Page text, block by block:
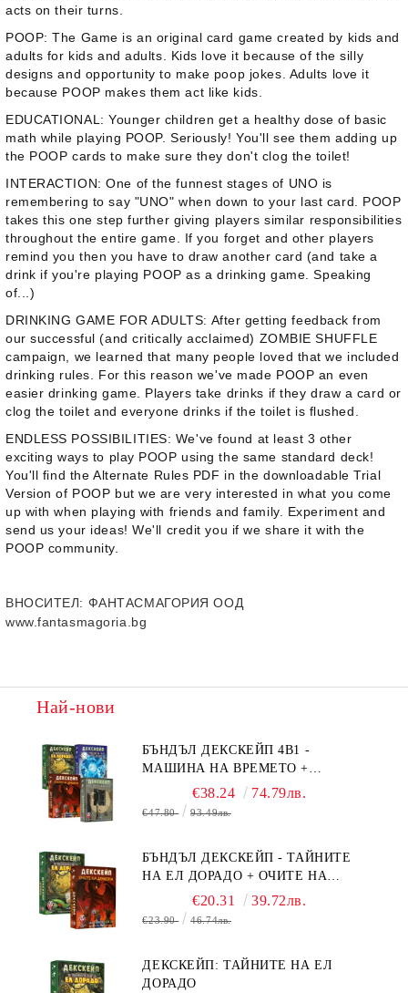
acts on their turns.
POOP: The Game is an original card game created by kids and
adults for kids and adults. Kids love it because of the silly
designs and opportunity to make poop jokes. Adults love it
because POOP makes them act like kids.
EDUCATIONAL: Younger children get a healthy dose of basic
math while playing POOP. Seriously! You'll see them adding up
the POOP cards to make sure they don't clog the toilet!
INTERACTION: One of the funnest stages of UNO is
remembering to say "UNO" when down to your last card. POOP
takes this one step further giving players similar responsibilities
throughout the entire game. If you forget and other players
remind you then you have to draw another card (and take a
drink if you're playing POOP as a drinking game. Speaking
of...)
DRINKING GAME FOR ADULTS: After getting feedback from
our successful (and critically acclaimed) ZOMBIE SHUFFLE
campaign, we learned that many people loved that we included
drinking rules. For this reason we've made POOP an even
easier drinking game. Players take drinks if they draw a card or
clog the toilet and everyone drinks if the toilet is flushed.
ENDLESS POSSIBILITIES: We've found at least 3 other
exciting ways to play POOP using the same standard deck!
You'll find the Alternate Rules PDF in the downloadable Trial
Version of POOP but we are very interested in what you come
up with when playing with friends and family. Experiment and
send us your ideas! We'll credit you if we share it with the
POOP community.
ВНОСИТЕЛ: ФАНТАСМАГОРИЯ ООД
www.fantasmagoria.bg
Най-нови
БЪНДЪЛ ДЕКСКЕЙП 4В1 -
МАШИНА НА ВРЕМЕТО +
БЯГСТВО ОТ АЛКАТРАЗ +
ТАЙНИТЕ НА ЕЛ ДОРАДО +
€38.24 74.79лв.
€47.80 93.49лв.
БЪНДЪЛ ДЕКСКЕЙП - ТАЙНИТЕ
НА ЕЛ ДОРАДО + ОЧИТЕ НА
ДРАКОНА€20.31 39.72лв.
€23.90 46.74лв.
ДЕКСКЕЙП: ТАЙНИТЕ НА ЕЛ
ДОРАДО